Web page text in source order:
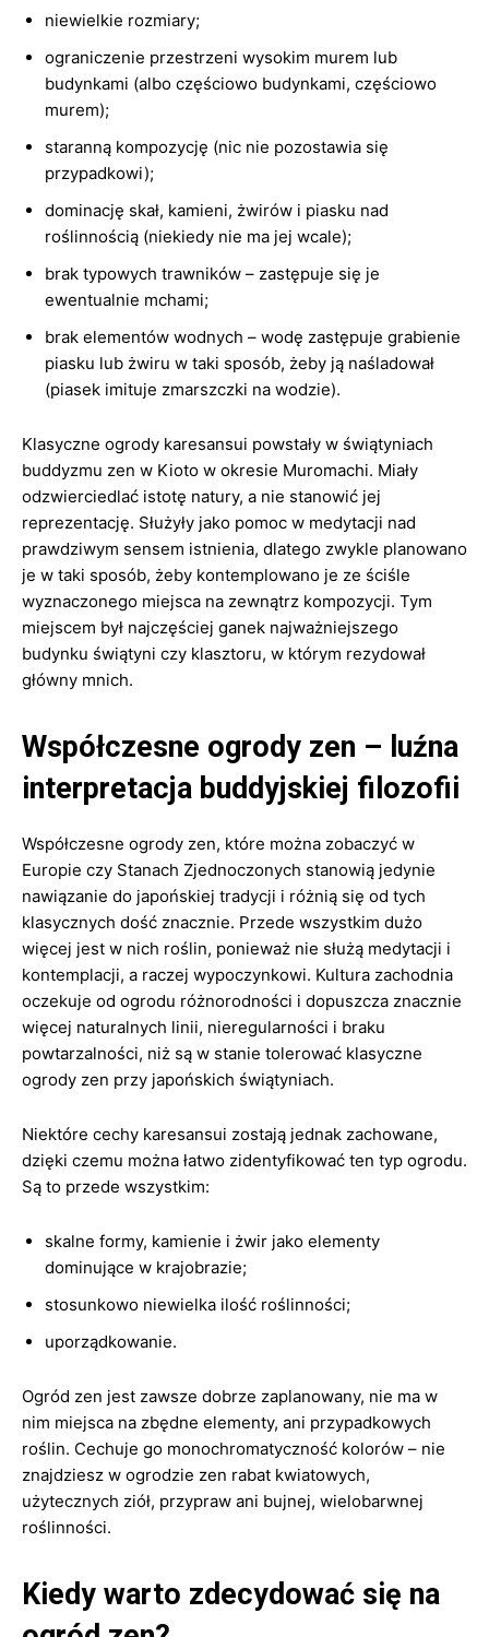
niewielkie rozmiary;
ograniczenie przestrzeni wysokim murem lub
budynkami (albo częściowo budynkami, częściowo
murem);
staranną kompozycję (nic nie pozostawia się
przypadkowi);
dominację skał, kamieni, żwirów i piasku nad
roślinnością (niekiedy nie ma jej wcale);
brak typowych trawników – zastępuje się je
ewentualnie mchami;
brak elementów wodnych – wodę zastępuje grabienie
piasku lub żwiru w taki sposób, żeby ją naśladował
(piasek imituje zmarszczki na wodzie).
Klasyczne ogrody karesansui powstały w świątyniach
buddyzmu zen w Kioto w okresie Muromachi. Miały
odzwierciedlać istotę natury, a nie stanowić jej
reprezentację. Służyły jako pomoc w medytacji nad
prawdziwym sensem istnienia, dlatego zwykle planowano
je w taki sposób, żeby kontemplowano je ze ściśle
wyznaczonego miejsca na zewnątrz kompozycji. Tym
miejscem był najczęściej ganek najważniejszego
budynku świątyni czy klasztoru, w którym rezydował
główny mnich.
Współczesne ogrody zen – luźna
interpretacja buddyjskiej filozofii
Współczesne ogrody zen, które można zobaczyć w
Europie czy Stanach Zjednoczonych stanowią jedynie
nawiązanie do japońskiej tradycji i różnią się od tych
klasycznych dość znacznie. Przede wszystkim dużo
więcej jest w nich roślin, ponieważ nie służą medytacji i
kontemplacji, a raczej wypoczynkowi. Kultura zachodnia
oczekuje od ogrodu różnorodności i dopuszcza znacznie
więcej naturalnych linii, nieregularności i braku
powtarzalności, niż są w stanie tolerować klasyczne
ogrody zen przy japońskich świątyniach.
Niektóre cechy karesansui zostają jednak zachowane,
dzięki czemu można łatwo zidentyfikować ten typ ogrodu.
Są to przede wszystkim:
skalne formy, kamienie i żwir jako elementy
dominujące w krajobrazie;
stosunkowo niewielka ilość roślinności;
uporządkowanie.
Ogród zen jest zawsze dobrze zaplanowany, nie ma w
nim miejsca na zbędne elementy, ani przypadkowych
roślin. Cechuje go monochromatyczność kolorów – nie
znajdziesz w ogrodzie zen rabat kwiatowych,
użytecznych ziół, przypraw ani bujnej, wielobarwnej
roślinności.
Kiedy warto zdecydować się na